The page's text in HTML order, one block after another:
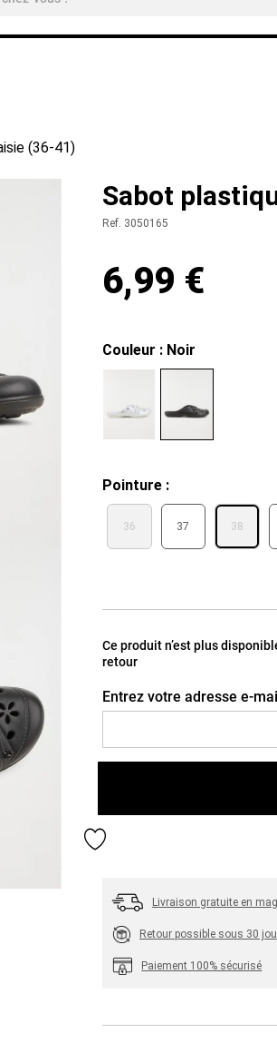
(36-41)
Sabot
Ref. 3050165
6,99 €
Couleur : Noir
Pointure
36 37 38
Ce produit n’est plus
retour
Entrez votre adresse e-
Ajouter aux favoris
Livraison gratuite en
Retour possible sous 30
Paiement 100% sécurisé